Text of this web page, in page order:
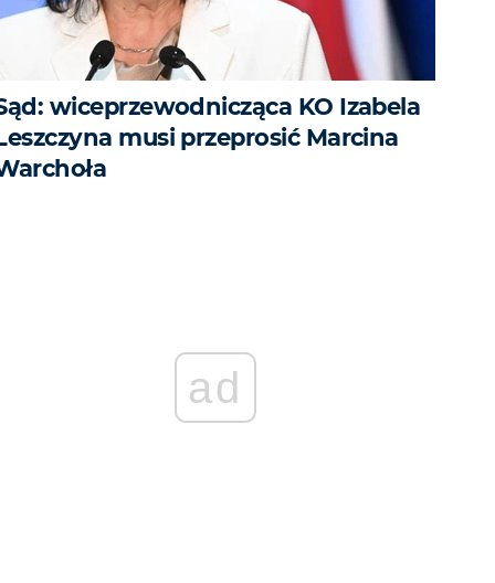
wiceprzewodnicząca KO Izabela
musi przeprosić Marcina
ad